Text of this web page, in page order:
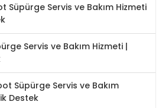
Süpürge Servis ve Bakım Hizmeti
Servis ve Bakım Hizmeti |
Süpürge Servis ve Bakım
Destek